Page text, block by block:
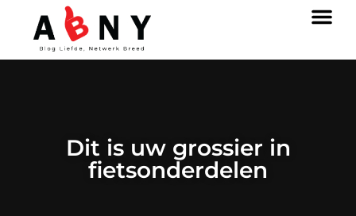
Dit is uw grossier in
fietsonderdelen